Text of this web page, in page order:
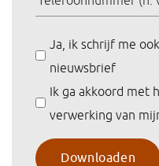
Ja, ik schrijf me
nieuwsbrief
Ik ga akkoord met
verwerking van